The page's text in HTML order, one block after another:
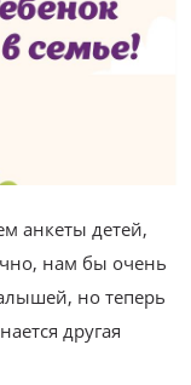
анкеты детей,
нам бы очень
но теперь
другая